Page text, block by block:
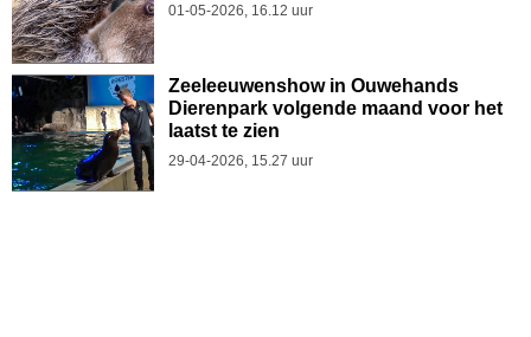
01-05-2026, 16.12 uur
Zeeleeuwenshow in Ouwehands
Dierenpark volgende maand voor het
laatst te zien
29-04-2026, 15.27 uur